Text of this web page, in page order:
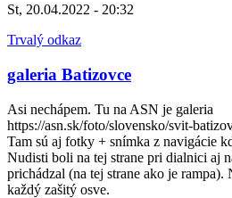
St, 20.04.2022 - 20:32
Trvalý odkaz
galeria Batizovce
Asi nechápem. Tu na ASN je galeria
https://asn.sk/foto/slovensko/svit-
Tam sú aj fotky + snímka z navigácie
Nudisti boli na tej strane pri dialnici aj
prichádzal (na tej strane ako je rampa).
každý zašitý osve.